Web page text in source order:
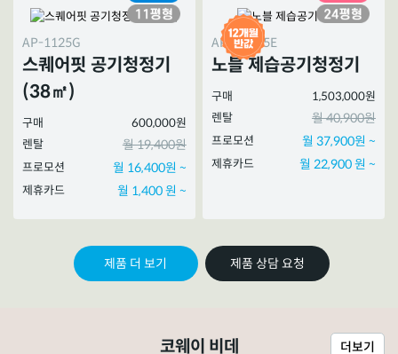
AP-1125G
스퀘어핏 공기청정기
(38㎡)
구매
600,000원
렌탈
월 19,400원
프로모션 월 16,400원 ~
제휴카드 월 1,400 원 ~
APD-1025E
노블 제습공기청정기
구매
1,503,000원
렌탈
월 40,900원
프로모션 월 37,900원 ~
제휴카드 월 22,900 원 ~
제품 더 보기 제품 상담 요청
코웨이 비데 더보기